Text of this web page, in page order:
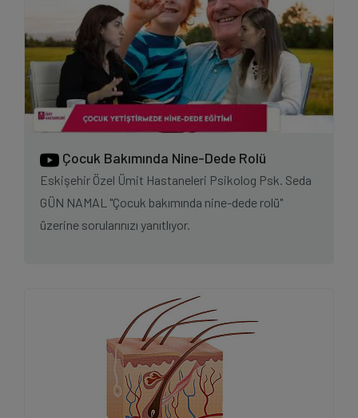
Çocuk Bakımında Nine-Dede Rolü
Eskişehir Özel Ümit Hastaneleri Psikolog Psk. Seda
GÜN NAMAL "Çocuk bakımında nine-dede rolü"
üzerine sorularınızı yanıtlıyor.